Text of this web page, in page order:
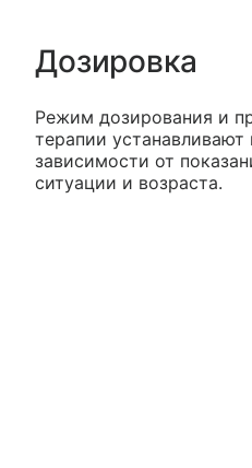
Дозировка
Режим дозирования и
терапии
зависимости от
ситуации и возраста.